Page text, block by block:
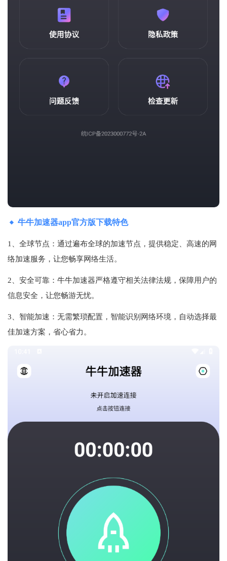
牛牛加速器app官方版下载特色
1、全球节点：通过遍布全球的加速节点，提供稳定、高速的网
络加速服务，让您畅享网络生活。
2、安全可靠：牛牛加速器严格遵守相关法律法规，保障用户的
信息安全，让您畅游无忧。
3、智能加速：无需繁琐配置，智能识别网络环境，自动选择最
佳加速方案，省心省力。